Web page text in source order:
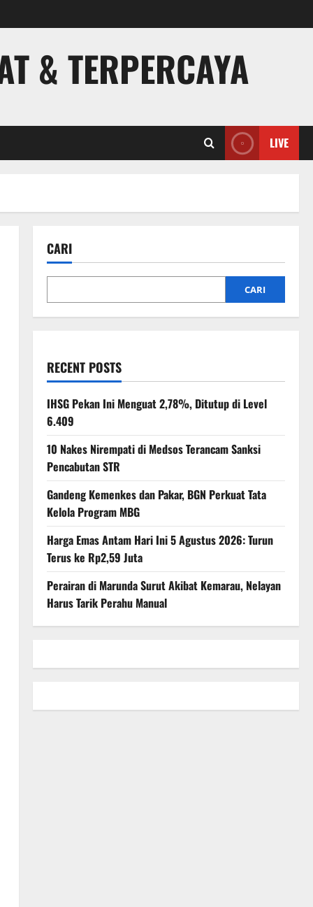
& TERPERCAYA
LIVE
CARI
CARI
RECENT POSTS
IHSG Pekan Ini Menguat 2,78%, Ditutup di Level
6.409
10 Nakes Nirempati di Medsos Terancam Sanksi
Pencabutan STR
Gandeng Kemenkes dan Pakar, BGN Perkuat Tata
Kelola Program MBG
Harga Emas Antam Hari Ini 5 Agustus 2026: Turun
Terus ke Rp2,59 Juta
Perairan di Marunda Surut Akibat Kemarau, Nelayan
Harus Tarik Perahu Manual